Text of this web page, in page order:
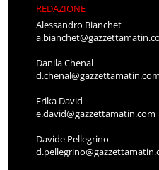
REDAZIONE
Alessandro Bianchet
Danila Chenal
d.chenal@gazzettamatin.com
Erika David
e.david@gazzettamatin.com
Davide Pellegrino